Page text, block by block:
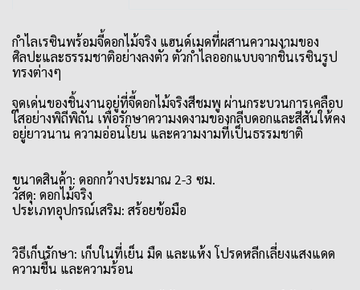
กำไลเรซินพร้อมจี้ดอกไม้จริง แฮนด์เมดที่ผสานความงามของ
ศิลปะและธรรมชาติอย่างลงตัว ตัวกำไลออกแบบจากชิ้นเรซินรูป
ทรงต่างๆ
จุดเด่นของชิ้นงานอยู่ที่จี้ดอกไม้จริงสีชมพู ผ่านกระบวนการเคลือบ
ใสอย่างพิถีพิถัน เพื่อรักษาความงดงามของกลีบดอกและสีสันให้คง
อยู่ยาวนาน ความอ่อนโยน และความงามที่เป็นธรรมชาติ
ขนาดสินค้า: ดอกกว้างประมาณ 2-3 ซม.
วัสดุ: ดอกไม้จริง
ประเภทอุปกรณ์เสริม: สร้อยข้อมือ
วิธีเก็บรักษา: เก็บในที่เย็น มืด และแห้ง โปรดหลีกเลี่ยงแสงแดด
ความชื้น และความร้อน